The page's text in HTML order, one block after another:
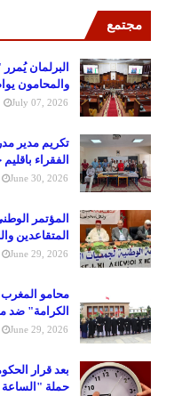
مجتمع
البرلمان
والمحامون
July 07, 2026
تكريم مدير
الفقراء
June 30, 2026
المؤتمر
المتقاعدين
June 29, 2026
محامو
الكرامة" ضد
June 29, 2026
بعد قرار
حملة "الساعة